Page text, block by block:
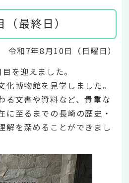
最終日）
令和7年8月10日（日曜日）
を迎えました。
化博物館を見学しました。
る文書や資料など、貴重な
に至るまでの長崎の歴史・
解を深めることができまし